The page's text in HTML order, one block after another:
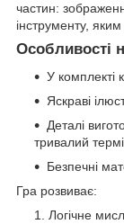
частин:
інструменту,
Особливості
У комплекті
Яскраві
Деталі
тривалий
Безпечні
Гра розвиває:
Логічне